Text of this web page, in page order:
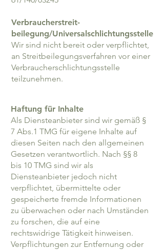
Verbraucher­streit­
beilegung/Universal­schlichtungs­stelle
Wir sind nicht bereit oder verpflichtet,
an Streitbeilegungsverfahren vor einer
Verbraucherschlichtungsstelle
teilzunehmen.
Haftung für Inhalte
Als Diensteanbieter sind wir gemäß §
7 Abs.1 TMG für eigene Inhalte auf
diesen Seiten nach den allgemeinen
Gesetzen verantwortlich. Nach §§ 8
bis 10 TMG sind wir als
Diensteanbieter jedoch nicht
verpflichtet, übermittelte oder
gespeicherte fremde Informationen
zu überwachen oder nach Umständen
zu forschen, die auf eine
rechtswidrige Tätigkeit hinweisen.
Verpflichtungen zur Entfernung oder